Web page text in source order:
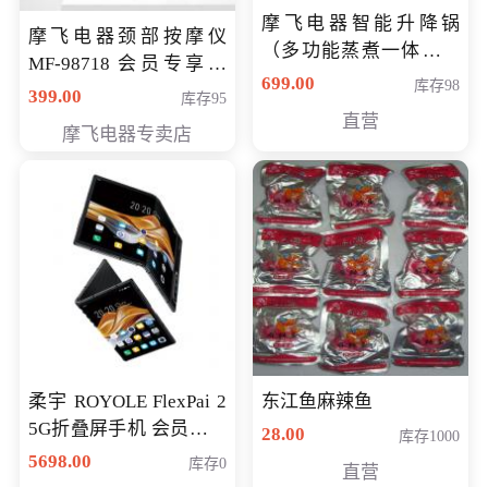
摩飞电器颈部按摩仪
MF-98718 会员专享价
299元
399.00 库存95
摩飞电器专卖店
摩飞电器智能升降锅
（多功能蒸煮一体锅）
（智能升降养生锅） 会
699.00 库存98
直营
柔宇 ROYOLE FlexPai 2
5G折叠屏手机 会员专享
购买价格 4998元
5698.00 库存0
东江鱼麻辣鱼
28.00
库存1000
直营